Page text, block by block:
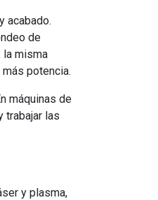
acabado.
de
la misma
potencia.
máquinas de
trabajar las
y plasma,